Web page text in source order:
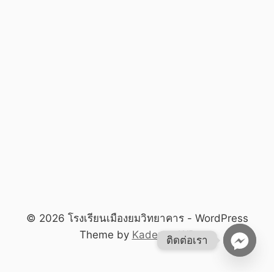
© 2026 โรงเรียนเมืองยมวิทยาคาร - WordPress
Theme by Kadence WP
ติดต่อเรา